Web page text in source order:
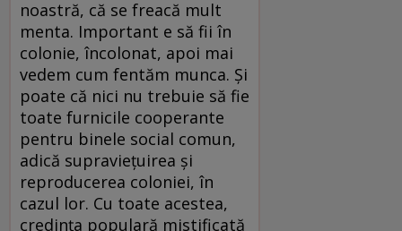
noastră, că se freacă mult
menta. Important e să fii în
colonie, încolonat, apoi mai
vedem cum fentăm munca. Și
poate că nici nu trebuie să fie
toate furnicile cooperante
pentru binele social comun,
adică supraviețuirea și
reproducerea coloniei, în
cazul lor. Cu toate acestea,
credința populară mistificată